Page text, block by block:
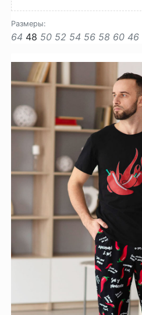
Размеры:
64 48 50 52 54 56 58 60 46